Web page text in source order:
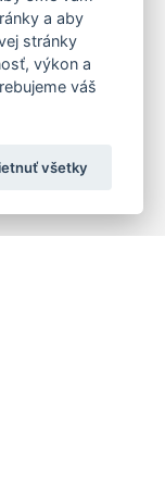
a aby
stránky
výkon a
váš
všetky